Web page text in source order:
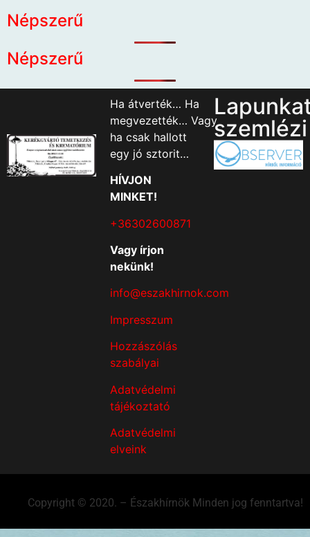
Népszerű
Népszerű
Ha átverték… Ha
megvezették… Vagy
ha csak hallott
egy jó sztorit…
HÍVJON
MINKET!
+36302600871
Vagy írjon
nekünk!
info@eszakhirnok.com
Impresszum
Hozzászólás
szabályai
Adatvédelmi
tájékoztató
Adatvédelmi
elveink
szemlézi
Copyright © 2020. – Északhírnök Minden jog fenntartva!